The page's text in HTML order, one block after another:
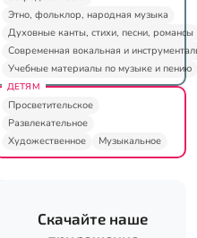
Этно, фольклор, народная музыка
Духовные канты, стихи, песни, романсы
Современная вокальная и
Учебные материалы по музыке и пению
ДЕТЯМ
Просветительское
Развлекательное
Художественное
Музыкальное
Скачайте наше